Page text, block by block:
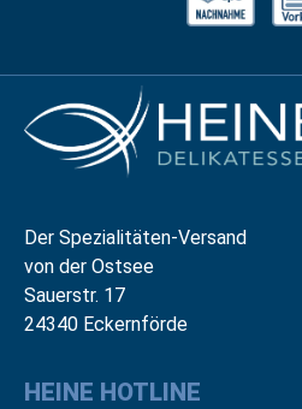
Der Spezialitäten-Versand
von der Ostsee
Sauerstr. 17
24340 Eckernförde
HEINE HOTLINE